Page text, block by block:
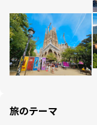
旅のテーマ